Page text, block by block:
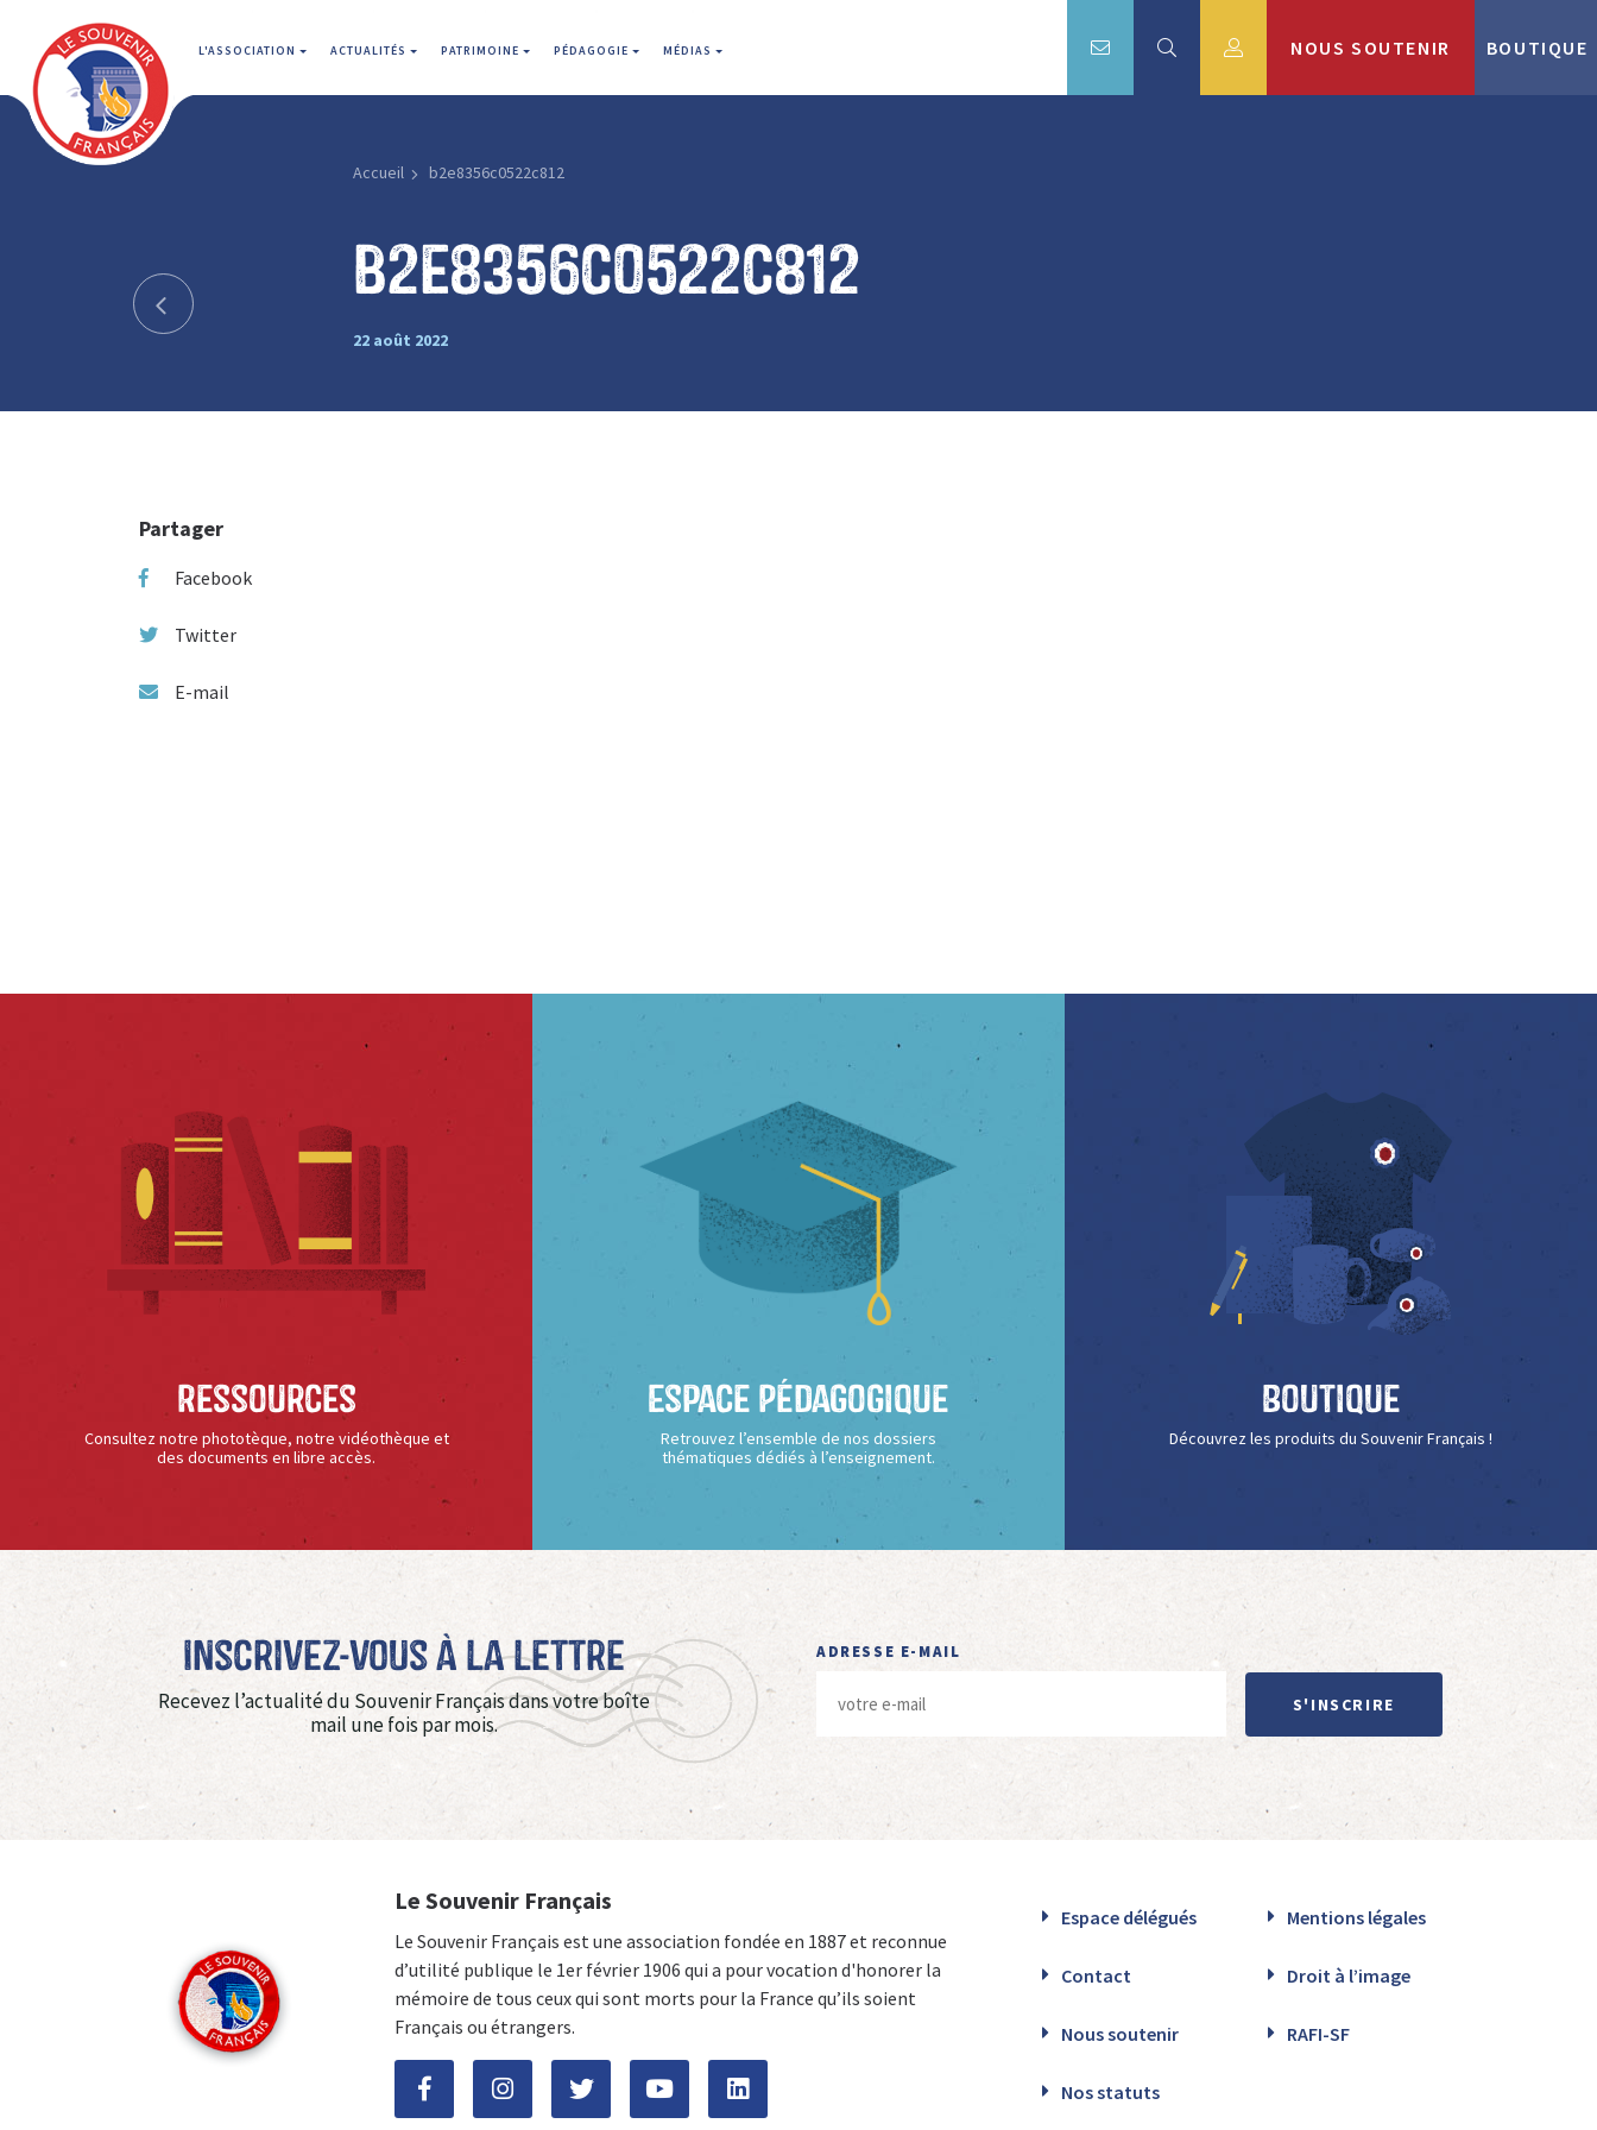
L'ASSOCIATION ACTUALITÉS PATRIMOINE PÉDAGOGIE MÉDIAS NOUS SOUTENIR BOUTIQUE
Accueil b2e8356c0522c812
b2e8356c0522c812
22 août 2022
Partager
Facebook
Twitter
E-mail
Ressources
Consultez notre phototèque, notre vidéothèque et
des documents en libre accès.
Espace Pédagogique
Retrouvez l’ensemble de nos dossiers
thématiques dédiés à l’enseignement.
Boutique
Découvrez les produits du Souvenir Français !
Inscrivez-vous à La Lettre
Recevez l’actualité du Souvenir Français dans votre boîte
mail une fois par mois.
ADRESSE E-MAIL
S'INSCRIRE
Le Souvenir Français
Le Souvenir Français est une association fondée en 1887 et reconnue
d’utilité publique le 1er février 1906 qui a pour vocation d'honorer la
mémoire de tous ceux qui sont morts pour la France qu’ils soient
Français ou étrangers.
Espace délégués Mentions légales
Contact Droit à l’image
Nous soutenir RAFI-SF
Nos statuts